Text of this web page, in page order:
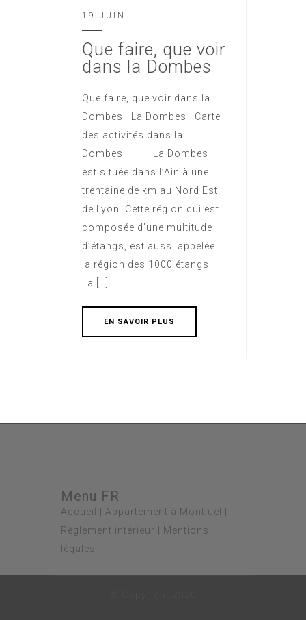
19 JUIN
Que faire, que voir
dans la Dombes
Que faire, que voir dans la
Dombes La Dombes Carte
des activités dans la
Dombes La Dombes
est située dans l’Ain à une
trentaine de km au Nord Est
de Lyon. Cette région qui est
composée d’une multitude
d’étangs, est aussi appelée
la région des 1000 étangs.
La […]
EN SAVOIR PLUS
Menu FR
Accueil Appartement à Montluel
Règlement intérieur
Mentions
légales